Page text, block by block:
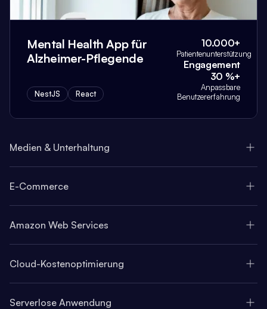
Mental Health App für
Alzheimer-Pflegende
NestJS React
10.000+
Patientenunterstützung
Engagement
30 %+
Anpassbare
Benutzererfahrung
Medien & Unterhaltung
E-Commerce
Amazon Web Services
Cloud-Kostenoptimierung
Serverlose Anwendung